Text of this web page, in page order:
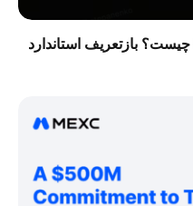
آلفا تریدر MEXC Alpha Trader چیست؟ بازتعریف استاندارد